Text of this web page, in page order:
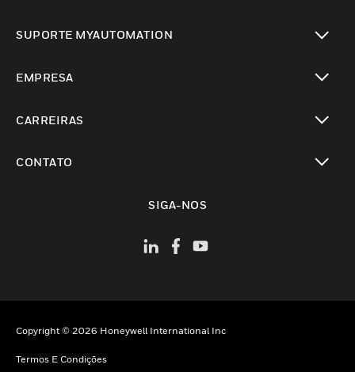
SUPORTE MYAUTOMATION
EMPRESA
CARREIRAS
CONTATO
SIGA-NOS
Copyright © 2026 Honeywell International Inc
Termos E Condições